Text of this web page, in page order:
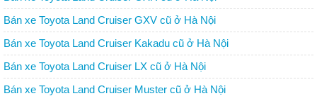
Bán xe Toyota Land Cruiser GXV cũ ở Hà Nội
Bán xe Toyota Land Cruiser Kakadu cũ ở Hà Nội
Bán xe Toyota Land Cruiser LX cũ ở Hà Nội
Bán xe Toyota Land Cruiser Muster cũ ở Hà Nội